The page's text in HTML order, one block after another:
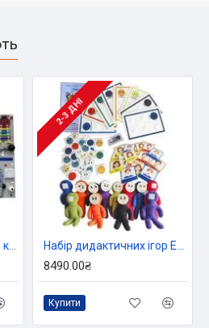
2-3 ДНІ
8490.00₴
Купити